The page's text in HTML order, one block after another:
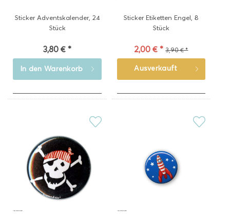
Sticker Adventskalender, 24
Stück
3,80 € *
In den Warenkorb
Sticker Etiketten Engel, 8
Stück
2,00 € * 3,90 € *
Ausverkauft